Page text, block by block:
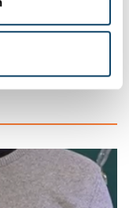
– a looss